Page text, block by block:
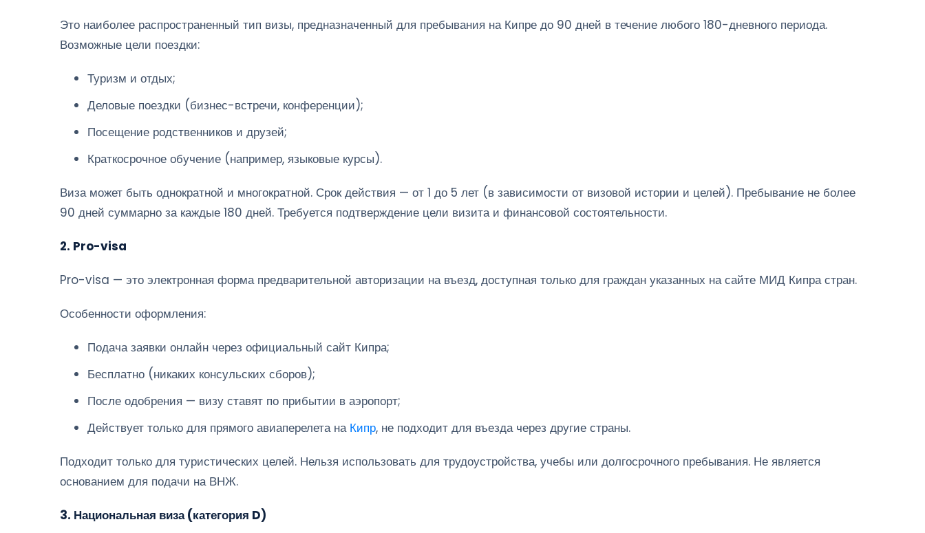
Это наиболее распространенный тип визы, предназначенный для пребывания на Кипре до 90 дней в течение любого 180-дневного периода.
Возможные цели поездки:
Туризм и отдых;
Деловые поездки (бизнес-встречи, конференции);
Посещение родственников и друзей;
Краткосрочное обучение (например, языковые курсы).
Виза может быть однократной и многократной. Срок действия — от 1 до 5 лет (в зависимости от визовой истории и целей). Пребывание не более
90 дней суммарно за каждые 180 дней. Требуется подтверждение цели визита и финансовой состоятельности.
2. Pro-visa
Pro-visa — это электронная форма предварительной авторизации на въезд, доступная только для граждан указанных на сайте МИД Кипра стран.
Особенности оформления:
Подача заявки онлайн через официальный сайт Кипра;
Бесплатно (никаких консульских сборов);
После одобрения — визу ставят по прибытии в аэропорт;
Действует только для прямого авиаперелета на Кипр, не подходит для въезда через другие страны.
Подходит только для туристических целей. Нельзя использовать для трудоустройства, учебы или долгосрочного пребывания. Не является
основанием для подачи на ВНЖ.
3. Национальная виза (категория D)